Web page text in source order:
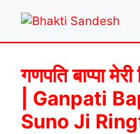
content
गणपति बाप्पा
| Ganpati
Suno Ji